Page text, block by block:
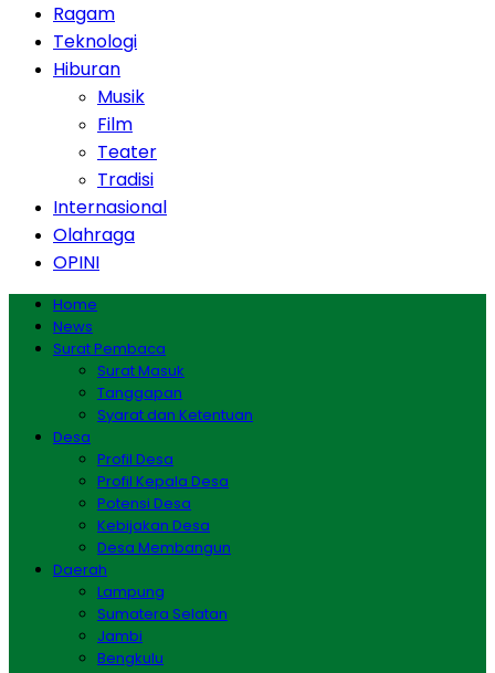
Ragam
Teknologi
Hiburan
Musik
Film
Teater
Tradisi
Internasional
Olahraga
OPINI
Home
News
Surat Pembaca
Surat Masuk
Tanggapan
Syarat dan Ketentuan
Desa
Profil Desa
Profil Kepala Desa
Potensi Desa
Kebijakan Desa
Desa Membangun
Daerah
Lampung
Sumatera Selatan
Jambi
Bengkulu